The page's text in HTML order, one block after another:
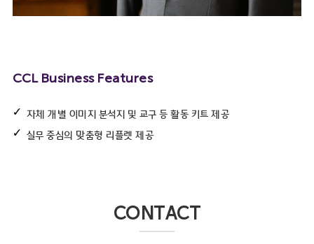
CCL Business Features
자체 개별 이미지 분석지 및 교구 등 활동 키트 제공
실무 중심의 맞춤형 리플렛 제공
CONTACT